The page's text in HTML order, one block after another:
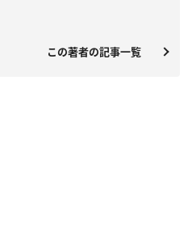
この著者の記事一覧